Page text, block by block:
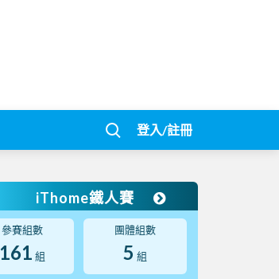
登入/註冊
iThome鐵人賽
參賽組數
161 組
團體組數
5 組